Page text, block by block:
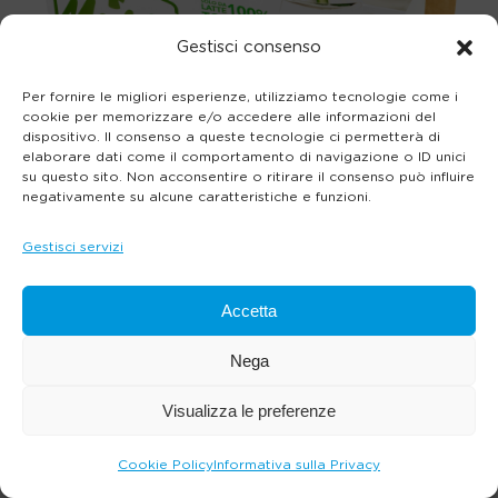
Gestisci consenso
Per fornire le migliori esperienze, utilizziamo tecnologie come i
cookie per memorizzare e/o accedere alle informazioni del
dispositivo. Il consenso a queste tecnologie ci permetterà di
elaborare dati come il comportamento di navigazione o ID unici
su questo sito. Non acconsentire o ritirare il consenso può influire
negativamente su alcune caratteristiche e funzioni.
Gestisci servizi
Accetta
Nega
Visualizza le preferenze
Cookie PolicyInformativa sulla Privacy